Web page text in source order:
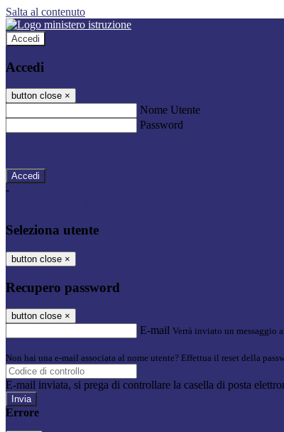
Salta al contenuto
Accedi
Accedi
button close ×
Nome Utente
Password
-
Seleziona utente
button close ×
Recupero password
button close ×
E-mail Verrà inviato un messaggio
Non hai una e-mail associata al nome utente? Effettua il reset della
E-mail inviata, si prega di controllare la casella di posta
Errore